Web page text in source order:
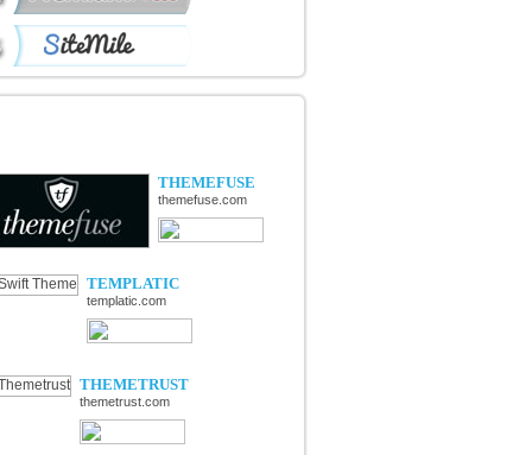
THEMEFUSE
themefuse.com
TEMPLATIC
templatic.com
THEMETRUST
themetrust.com